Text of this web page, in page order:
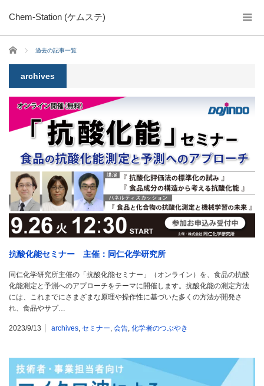
Chem-Station (ケムステ)
ホーム 過去の記事一覧
archives
抗酸化能セミナー 主催：同仁化学研究所
同仁化学研究所主催の「抗酸化能セミナー」（オンライン）を、食品の抗酸
化能測定と予測へのアプローチをテーマに開催します。抗酸化能の測定方法
には、これまでにさまざまな原理や操作性に基づいた多くの方法が開発さ
れ、食品やサプ…
2023/9/13 archives, セミナー, 会告, 化学者のつぶやき